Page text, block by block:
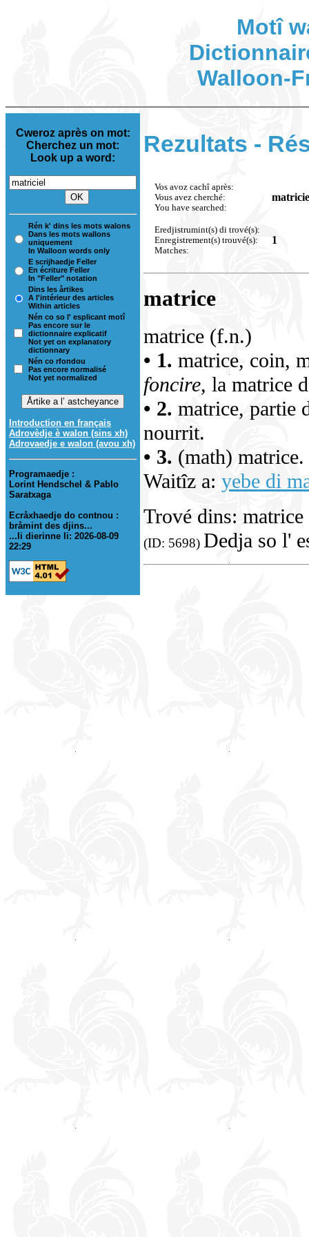
Motî
Walloon-
Cweroz après on mot:
Cherchez un mot:
Look up a word:
Rén k' dins les mots walons
Dans les mots wallons
uniquement
In Walloon words only
E scrijhaedje Feller
En écriture Feller
In "Feller" notation
Dins les årtikes
A l'intérieur des articles
Within articles
Nén co so l' esplicant motî
Pas encore sur le
dictionnaire explicatif
Not yet on explanatory
dictionnary
Nén co rfondou
Pas encore normalisé
Not yet normalized
Introduction en français
Adrovèdje è walon (sins xh)
Adrovaedje e walon (avou xh)
Programaedje :
Lorint Hendschel & Pablo
Saratxaga
Ecråxhaedje do contnou :
bråmint des djins...
...li dierinne li: 2026-08-09
22:29
Rezultats -
Vos avoz cachî après:
Vous avez cherché:
You have searched:
Eredjistrumint(s) di trové(s):
Enregistrement(s) trouvé(s):
Matches:
1
matrice
matrice (f.n.)
• 1. matrice, coin,
foncire, la matrice
• 2. matrice, partie
nourrit.
• 3. (math) matrice.
Waitîz a: yebe di
Trové dins:
(ID: 5698) Dedja so l'